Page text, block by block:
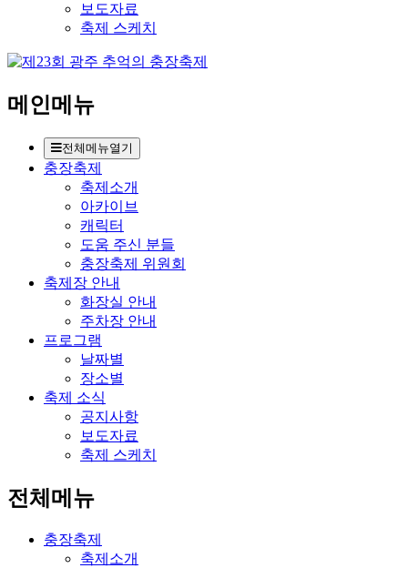
보도자료
축제 스케치
메인메뉴
전체메뉴열기
충장축제
축제소개
아카이브
캐릭터
도움 주신 분들
충장축제 위원회
축제장 안내
화장실 안내
주차장 안내
프로그램
날짜별
장소별
축제 소식
공지사항
보도자료
축제 스케치
전체메뉴
충장축제
축제소개